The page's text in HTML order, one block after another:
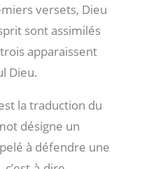
versets, Dieu
sont assimilés
apparaissent
Dieu.
la traduction du
désigne un
à défendre une